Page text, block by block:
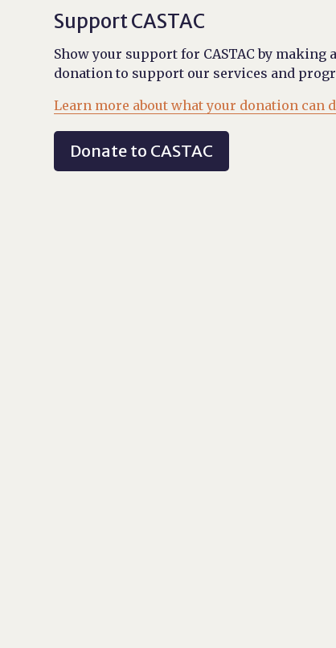
Support CASTAC
Show your support for CASTAC by making a
donation to support our services and
Learn more about what your donation can
Donate to CASTAC